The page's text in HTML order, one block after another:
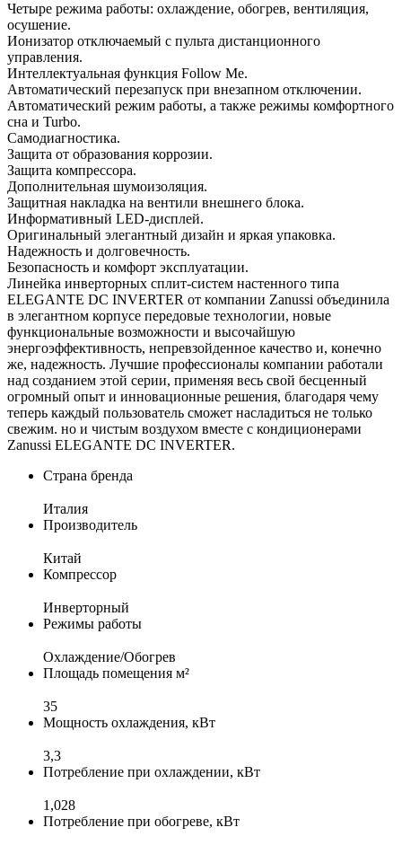
Четыре режима работы: охлаждение, обогрев, вентиляция,
осушение.
Ионизатор отключаемый с пульта дистанционного
управления.
Интеллектуальная функция Follow Me.
Автоматический перезапуск при внезапном отключении.
Автоматический режим работы, а также режимы комфортного
сна и Turbo.
Самодиагностика.
Защита от образования коррозии.
Защита компрессора.
Дополнительная шумоизоляция.
Защитная накладка на вентили внешнего блока.
Информативный LED-дисплей.
Оригинальный элегантный дизайн и яркая упаковка.
Надежность и долговечность.
Безопасность и комфорт эксплуатации.
Линейка инверторных сплит-систем настенного типа
ELEGANTE DC INVERTER от компании Zanussi объединила
в элегантном корпусе передовые технологии, новые
функциональные возможности и высочайшую
энергоэффективность, непревзойденное качество и, конечно
же, надежность. Лучшие профессионалы компании работали
над созданием этой серии, применяя весь свой бесценный
огромный опыт и инновационные решения, благодаря чему
теперь каждый пользователь сможет насладиться не только
свежим. но и чистым воздухом вместе с кондиционерами
Zanussi ELEGANTE DC INVERTER.
Страна бренда
Италия
Производитель
Китай
Компрессор
Инверторный
Режимы работы
Охлаждение/Обогрев
Площадь помещения м²
35
Мощность охлаждения, кВт
3,3
Потребление при охлаждении, кВт
1,028
Потребление при обогреве, кВт